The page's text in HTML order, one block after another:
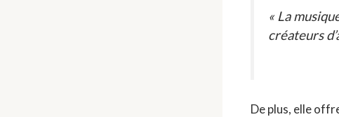
« La
créateurs
De plus, elle